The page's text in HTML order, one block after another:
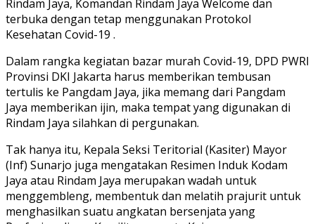
Rindam Jaya, Komandan Rindam Jaya Welcome dan
terbuka dengan tetap menggunakan Protokol
Kesehatan Covid-19 .
Dalam rangka kegiatan bazar murah Covid-19, DPD PWRI
Provinsi DKI Jakarta harus memberikan tembusan
tertulis ke Pangdam Jaya, jika memang dari Pangdam
Jaya memberikan ijin, maka tempat yang digunakan di
Rindam Jaya silahkan di pergunakan.
Tak hanya itu, Kepala Seksi Teritorial (Kasiter) Mayor
(Inf) Sunarjo juga mengatakan Resimen Induk Kodam
Jaya atau Rindam Jaya merupakan wadah untuk
menggembleng, membentuk dan melatih prajurit untuk
menghasilkan suatu angkatan bersenjata yang